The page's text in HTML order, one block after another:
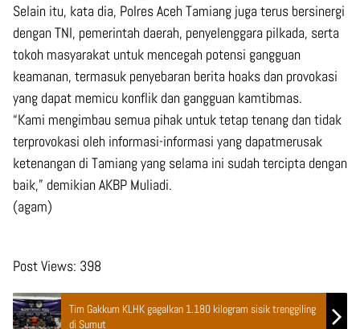
Selain itu, kata dia, Polres Aceh Tamiang juga terus bersinergi
dengan TNI, pemerintah daerah, penyelenggara pilkada, serta
tokoh masyarakat untuk mencegah potensi gangguan
keamanan, termasuk penyebaran berita hoaks dan provokasi
yang dapat memicu konflik dan gangguan kamtibmas.
“Kami mengimbau semua pihak untuk tetap tenang dan tidak
terprovokasi oleh informasi-informasi yang dapatmerusak
ketenangan di Tamiang yang selama ini sudah tercipta dengan
baik,” demikian AKBP Muliadi.
(agam)
Post Views: 398
Tim Gakkum KLHK gagalkan 1.180 kilogram sisik trenggiling
di Sumut